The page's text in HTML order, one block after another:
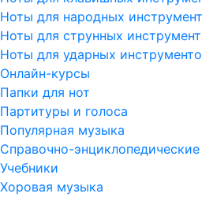
Ноты для народных
Ноты для струнных
Ноты для ударных
Онлайн-курсы
Папки для нот
Партитуры и голоса
Популярная музыка
Справочно-
Учебники
Хоровая музыка